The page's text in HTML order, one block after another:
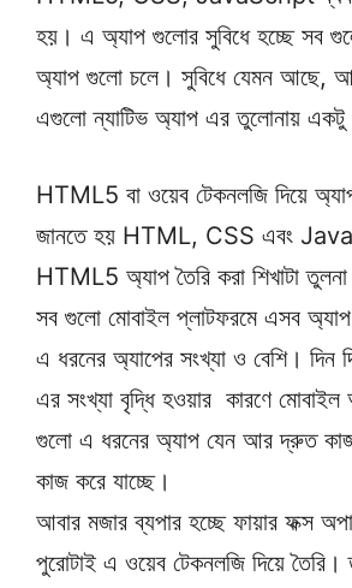
হয়। এ অ্যাপ গুলোর সুবিধে হচ্ছে সব
অ্যাপ গুলো চলে। সুবিধে যেমন আছে,
এগুলো ন্যাটিভ অ্যাপ এর তুলোনায়
HTML5 বা ওয়েব টেকনলজি দিয়ে
জানতে হয় HTML, CSS এবং
HTML5 অ্যাপ তৈরি করা শিখাটা
সব গুলো মোবাইল প্লাটফরমে এসব
এ ধরনের অ্যাপের সংখ্যা ও বেশি। দিন
এর সংখ্যা বৃদ্ধি হওয়ার কারণে মোবাইল
গুলো এ ধরনের অ্যাপ যেন আর দ্রুত
কাজ করে যাচ্ছে।
আবার মজার ব্যপার হচ্ছে ফায়ার ফক্স
পুরোটাই এ ওয়েব টেকনলজি দিয়ে তৈরি।